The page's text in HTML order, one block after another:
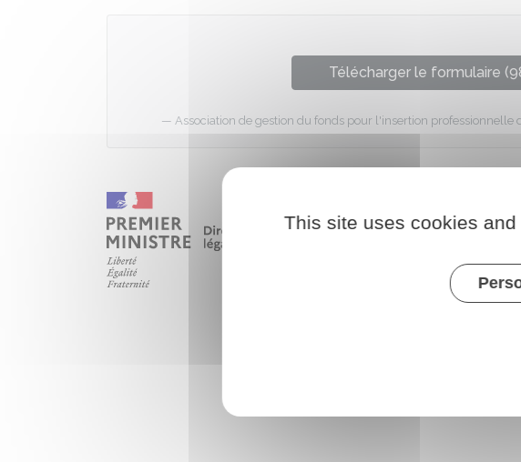
Télécharger le formulaire
Association de gestion du fonds pour l'insertion professionnelle
This site uses cookies